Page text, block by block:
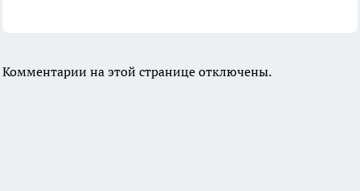
Комментарии на этой странице отключены.